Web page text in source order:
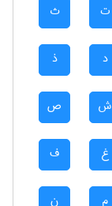
ت ث
د ذ
ش ص
غ ف
م ن